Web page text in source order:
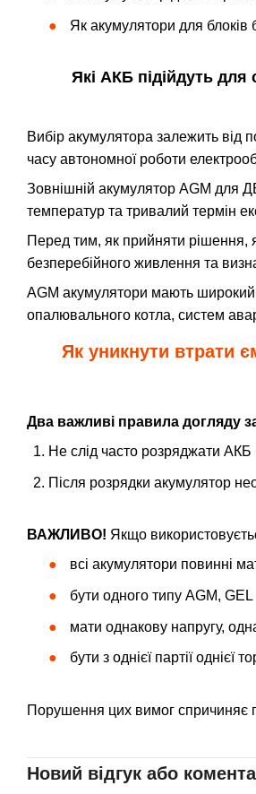
Як акумулятори для
Які АКБ підійдуть для
Вибір акумулятора залежить від
часу автономної роботи
Зовнішній акумулятор AGM для
температур та тривалий термін
Перед тим, як прийняти
безперебійного живлення та
AGM акумулятори мають широкий
опалювального котла, систем
Як уникнути втрати
Два важливі правила догляду
Не слід часто розряджати АКБ
Після розрядки акумулятор
ВАЖЛИВО! Якщо
всі акумулятори повинні
бути одного типу AGM,
мати однакову напругу,
бути з однієї партії однієї
Порушення цих вимог спричиняє
Новий відгук або